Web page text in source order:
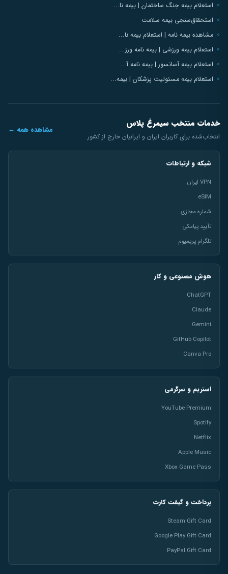
استعلام بیمه جنگ ساختمان | بیمه نا...
استحقاق‌سنجی بیمه سلامت
مشاهده بیمه نامه | استعلام بیمه نا...
استعلام بیمه ورزشی | بیمه نامه ورز...
استعلام بیمه آسانسور | بیمه نامه آ...
استعلام بیمه مسئولیت پزشکان | بیمه...
خدمات منتخب سیمرغ پلاس
انتخاب‌شده برای کاربران ایران و ایرانیان خارج از کشور
مشاهده همه ←
شبکه و ارتباطات
VPN ایران
eSIM
شماره مجازی
تأیید پیامکی
تلگرام پریمیوم
هوش مصنوعی و کار
ChatGPT
Claude
Gemini
GitHub Copilot
Canva Pro
استریم و سرگرمی
YouTube Premium
Spotify
Netflix
Apple Music
Xbox Game Pass
پرداخت و گیفت کارت
Steam Gift Card
Google Play Gift Card
PayPal Gift Card